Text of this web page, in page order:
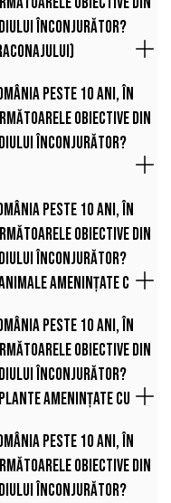
înconjurător?
peste 10 ani, în
obiective din
înconjurător?
peste 10 ani, în
obiective din
înconjurător?
amenințate c
peste 10 ani, în
obiective din
înconjurător?
amenințate cu
peste 10 ani, în
obiective din
înconjurător?